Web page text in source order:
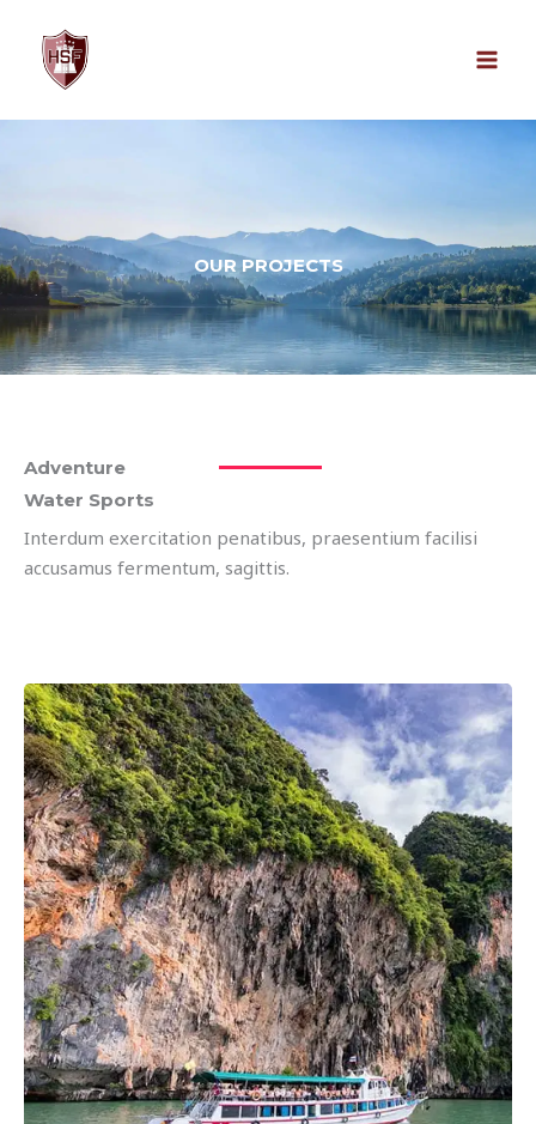
Inhalt
springen
OUR PROJECTS
Adventure
Water Sports
Interdum exercitation penatibus, praesentium facilisi
accusamus fermentum, sagittis.